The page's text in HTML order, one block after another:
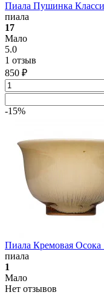
Пиала Пушинка
пиала
17
Мало
5.0
1 отзыв
850 ₽
-15%
Пиала Кремовая
пиала
1
Мало
Нет отзывов